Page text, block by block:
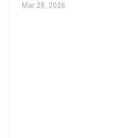
Mar 28, 2026